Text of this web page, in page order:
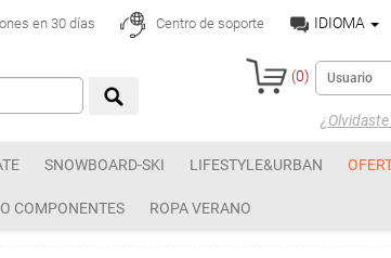
en 30 días Centro de soporte IDIOMA
(0)
SNOWBOARD-SKI LIFESTYLE&URBAN
COMPONENTES ROPA VERANO